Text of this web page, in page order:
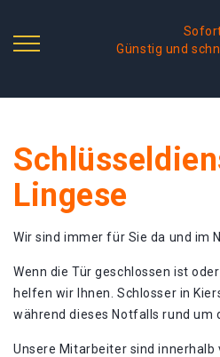
Günstig und
Lingese
Wir sind immer für Sie da und im
Wenn die Tür geschlossen ist
helfen wir Ihnen. Schlosser in
während dieses Notfalls rund um
Unsere Mitarbeiter sind innerhalb